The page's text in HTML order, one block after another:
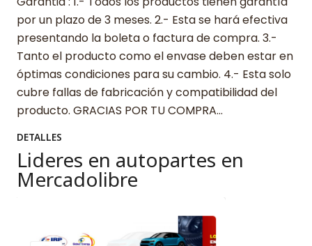
por un plazo de 3 meses. 2.- Esta se hará efectiva
presentando la boleta o factura de compra. 3.-
Tanto el producto como el envase deben estar en
óptimas condiciones para su cambio. 4.- Esta solo
cubre fallas de fabricación y compatibilidad del
producto. GRACIAS POR TU COMPRA…
DETALLES
Lideres en autopartes en
Mercadolibre